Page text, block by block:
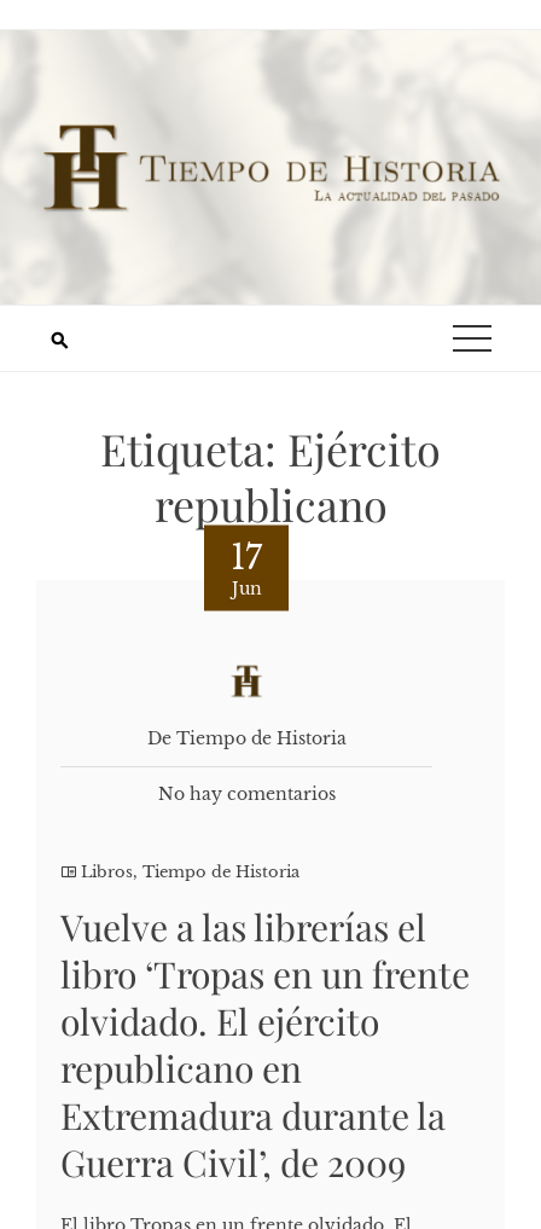
Etiqueta: Ejército
republicano
17
Jun
De Tiempo de Historia
No hay comentarios
Libros, Tiempo de Historia
Vuelve a las librerías el
libro ‘Tropas en un frente
olvidado. El ejército
republicano en
Extremadura durante la
Guerra Civil’, de 2009